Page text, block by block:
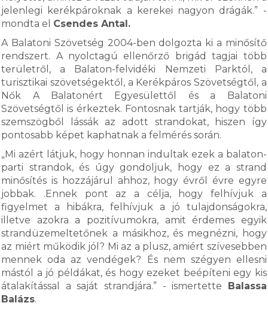
jelenlegi kerékpároknak a kerekei nagyon drágák.” -
mondta el Csendes Antal.
A Balatoni Szövetség 2004-ben dolgozta ki a minősítő
rendszert. A nyolctagú ellenőrző brigád tagjai több
területről, a Balaton-felvidéki Nemzeti Parktól, a
turisztikai szövetségektől, a Kerékpáros Szövetségtől, a
Nők A Balatonért Egyesülettől és a Balatoni
Szövetségtől is érkeztek. Fontosnak tartják, hogy több
szemszögből lássák az adott strandokat, hiszen így
pontosabb képet kaphatnak a felmérés során.
„Mi azért látjuk, hogy honnan indultak ezek a balaton-
parti strandok, és úgy gondoljuk, hogy ez a strand
minősítés is hozzájárul ahhoz, hogy évről évre egyre
jobbak. .Ennek pont az a célja, hogy felhívjuk a
figyelmet a hibákra, felhívjuk a jó tulajdonságokra,
illetve azokra a pozitívumokra, amit érdemes egyik
strandüzemeltetőnek a másikhoz, és megnézni, hogy
az miért működik jól? Mi az a plusz, amiért szívesebben
mennek oda az vendégek? És nem szégyen ellesni
mástól a jó példákat, és hogy ezeket beépíteni egy kis
átalakítással a saját strandjára.” - ismertette Balassa
Balázs.